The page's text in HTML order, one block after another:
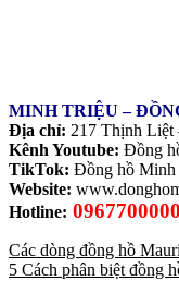
MINH TRIỆU –
Địa chỉ: 217 Thịnh Liệt
Kênh Youtube: Đồng
TikTok: Đồng hồ Minh
Website:
Hotline: 0967700000
Các dòng đồng hồ
5 Cách phân biệt đồng